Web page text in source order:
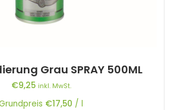
Grau SPRAY 500ML
€9,25 inkl. MwSt.
€17,50 / l